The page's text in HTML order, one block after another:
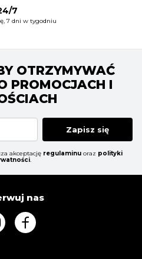
7
7 dni w tygodniu
OTRZYMYWAĆ
PROMOCJACH I
Zapisz się
akceptację regulaminu oraz polityki
.
nas